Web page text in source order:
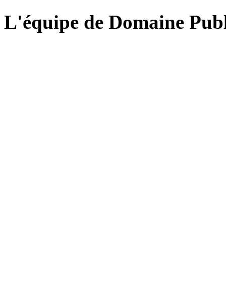
L'équipe de Domaine